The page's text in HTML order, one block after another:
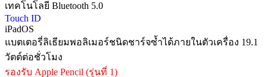
เทคโนโลยี Bluetooth 5.0
Touch ID
iPadOS
แบตเตอรี่ลิเธียมพอลิเมอร์ชนิดชาร์จซ้ำได้ภายในตัวเครื่อง 19.1
วัตต์ต่อชั่วโมง
รองรับ Apple Pencil (รุ่นที่ 1)